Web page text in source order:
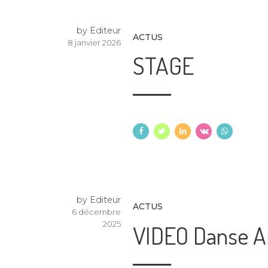
by Editeur
8 janvier 2026 ACTUS
STAGE
by Editeur
6 décembre
2025
ACTUS
VIDEO Danse